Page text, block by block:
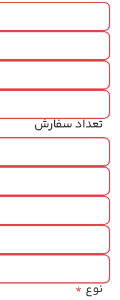
تعداد سفارش
*نوع